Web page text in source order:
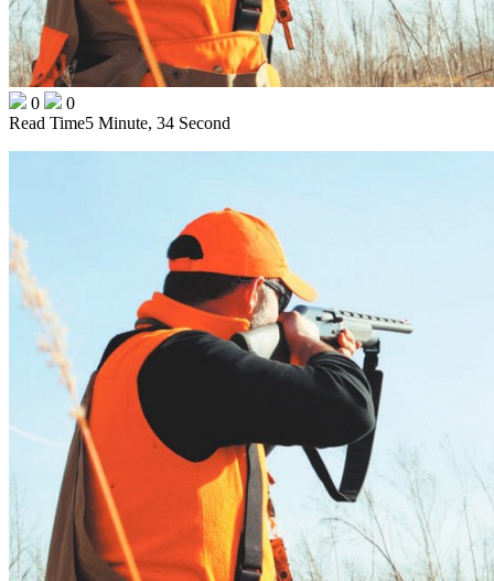
0
0
Read Time5 Minute, 34 Second